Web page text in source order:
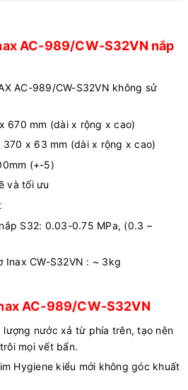
AC-989/CW-S32VN nắp
AC-989/CW-S32VN không sử
670 mm (dài x rộng x cao)
x 63 mm (dài x rộng x cao)
(+-5)
và tối ưu
S32: 0.03-0.75 MPa, (0.3 –
Inax CW-S32VN : ~ 3kg
AC-989/CW-S32VN
lượng nước xả từ phía trên, tạo nên
mọi vết bẩn.
Hygiene kiểu mới không góc khuất